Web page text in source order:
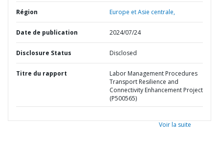
Région Europe et Asie centrale,
Date de publication 2024/07/24
Disclosure Status Disclosed
Titre du rapport
Labor Management Procedures
Transport Resilience and
Connectivity Enhancement Project
(P500565)
Voir la suite